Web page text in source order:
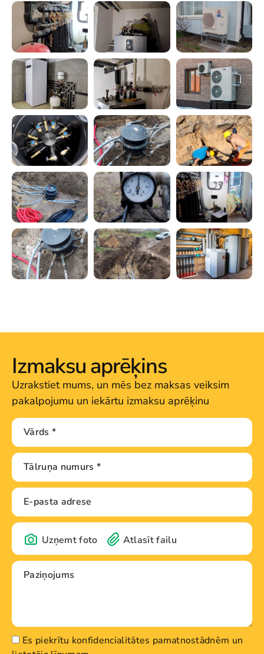
Izmaksu aprēķins
Uzrakstiet mums, un mēs bez maksas veiksim
pakalpojumu un iekārtu izmaksu aprēķinu
Uzņemt foto Atlasīt failu
Es piekrītu konfidencialitātes pamatnostādnēm un